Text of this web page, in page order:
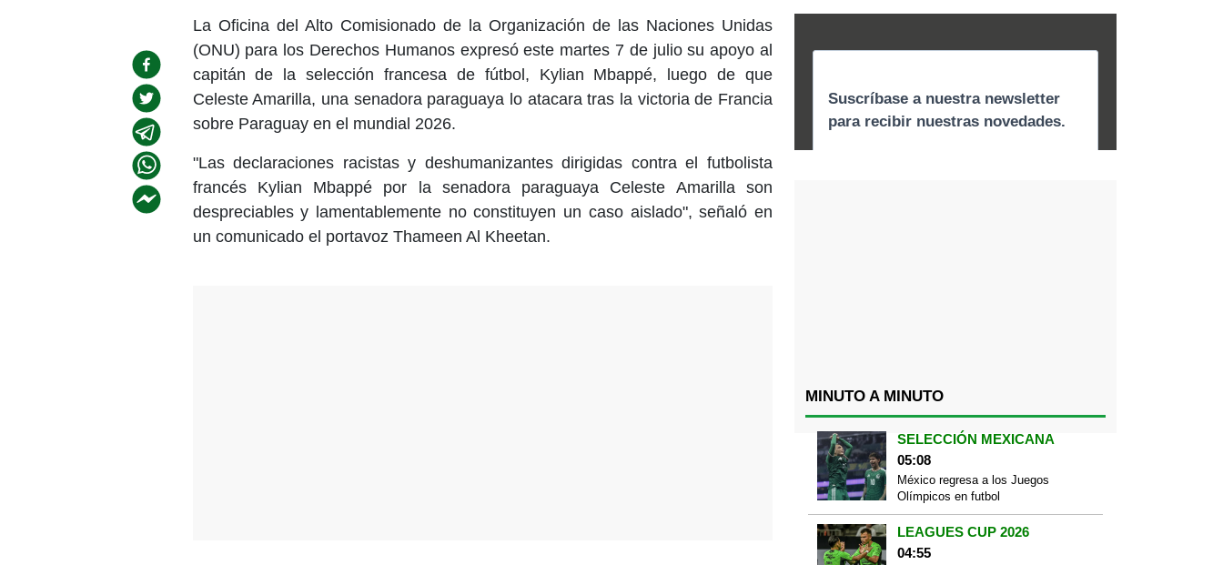
La Oficina del Alto Comisionado de la Organización de las Naciones Unidas
(ONU) para los Derechos Humanos expresó este martes 7 de julio su apoyo al
capitán de la selección francesa de fútbol, Kylian Mbappé, luego de que
Celeste Amarilla, una senadora paraguaya lo atacara tras la victoria de Francia
sobre Paraguay en el mundial 2026.
"Las declaraciones racistas y deshumanizantes dirigidas contra el futbolista
francés Kylian Mbappé por la senadora paraguaya Celeste Amarilla son
despreciables y lamentablemente no constituyen un caso aislado", señaló en
un comunicado el portavoz Thameen Al Kheetan.
MINUTO A MINUTO
SELECCIÓN MEXICANA
05:08
México regresa a los Juegos
Olímpicos en futbol
LEAGUES CUP 2026
04:55